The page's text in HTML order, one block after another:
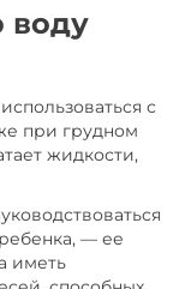
воду
с
при грудном
жидкости,
— ее
иметь